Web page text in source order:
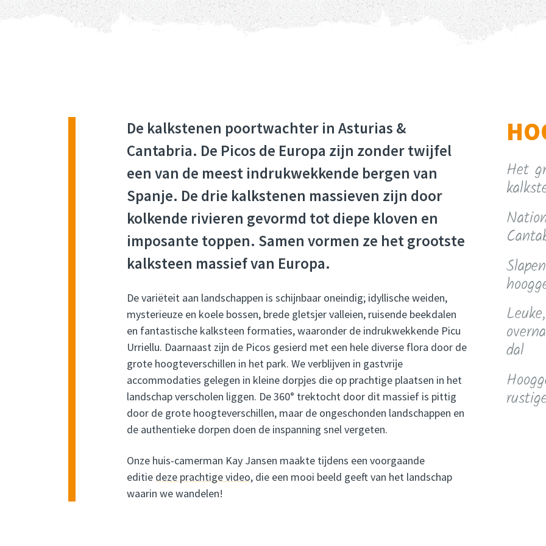
De kalkstenen poortwachter in Asturias &
Cantabria. De Picos de Europa zijn zonder twijfel
een van de meest indrukwekkende bergen van
Spanje. De drie kalkstenen massieven zijn door
kolkende rivieren gevormd tot diepe kloven en
imposante toppen. Samen vormen ze het grootste
kalksteen massief van Europa.
De variëteit aan landschappen is schijnbaar oneindig; idyllische weiden,
mysterieuze en koele bossen, brede gletsjer valleien, ruisende beekdalen
en fantastische kalksteen formaties, waaronder de indrukwekkende Picu
Urriellu. Daarnaast zijn de Picos gesierd met een hele diverse flora door de
grote hoogteverschillen in het park. We verblijven in gastvrije
accommodaties gelegen in kleine dorpjes die op prachtige plaatsen in het
landschap verscholen liggen. De 360° trektocht door dit massief is pittig
door de grote hoogteverschillen, maar de ongeschonden landschappen en
de authentieke dorpen doen de inspanning snel vergeten.
Onze huis-camerman Kay Jansen maakte tijdens een voorgaande
editie deze prachtige video, die een mooi beeld geeft van het landschap
waarin we wandelen!
Het
dal